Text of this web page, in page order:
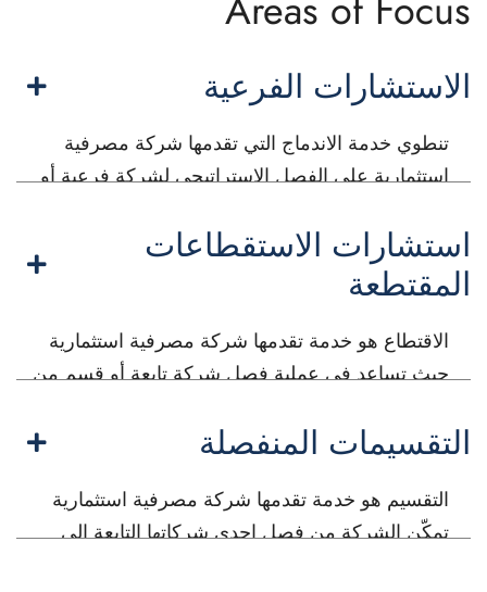
الاستشارات الفرعية
تنطوي خدمة الاندماج التي تقدمها شركة مصرفية
استثمارية على الفصل الاستراتيجي لشركة فرعية أو
الشامل طوال العملية بأكملها.
استشارات الاستقطاعات
المقتطعة
الاقتطاع هو خدمة تقدمها شركة مصرفية استثمارية
حيث تساعد في عملية فصل شركة تابعة أو قسم من
التقسيمات المنفصلة
التقسيم هو خدمة تقدمها شركة مصرفية استثمارية
تمكّن الشركة من فصل إحدى شركاتها التابعة إلى